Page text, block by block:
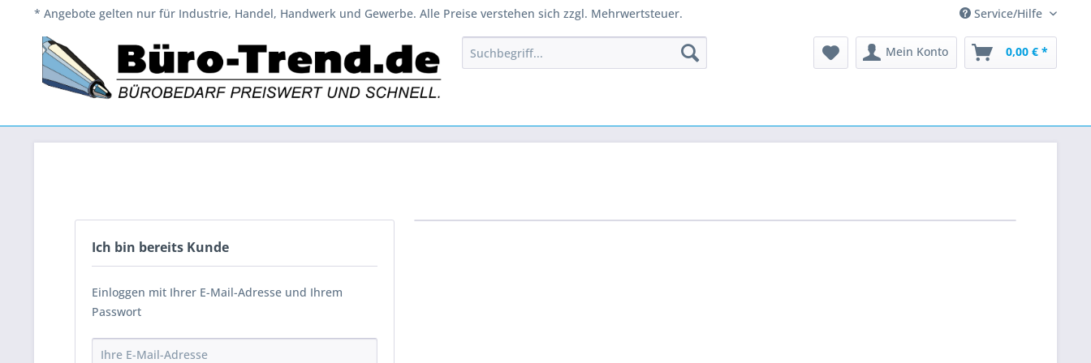
* Angebote gelten nur für Industrie, Handel, Handwerk und Gewerbe. Alle Preise verstehen sich zzgl. Mehrwertsteuer. Service/Hilfe
Mein Konto 0,00 € *
Ich bin bereits Kunde
Einloggen mit Ihrer E-Mail-Adresse und Ihrem
Passwort